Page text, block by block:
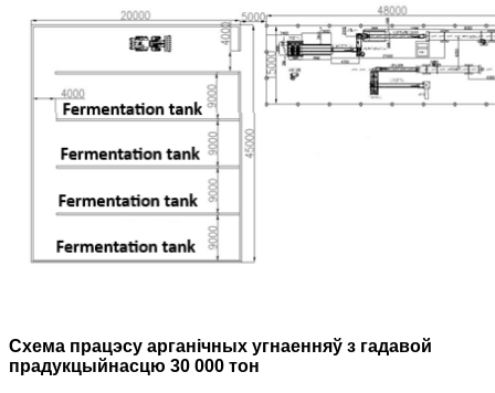
Схема працэсу арганічных угнаенняў з гадавой
прадукцыйнасцю 30 000 тон